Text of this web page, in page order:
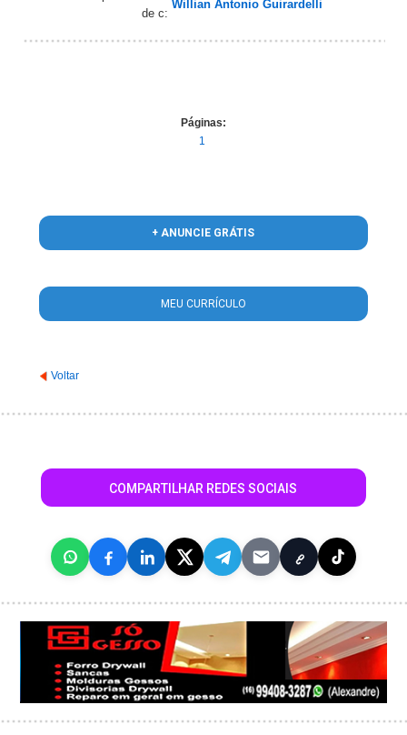
de c:
Willian Antonio Guirardelli
Páginas:
1
+ ANUNCIE GRÁTIS
MEU CURRÍCULO
Voltar
COMPARTILHAR REDES SOCIAIS